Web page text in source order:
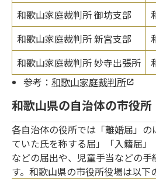
和歌山家庭裁判所 御坊支部
和歌山家庭裁判所 新宮支部
和歌山家庭裁判所 妙寺出張所
参考：和歌山家庭裁判所
和歌山県の自治体の市役
各自治体の役所では「離婚届」の
ていた氏を称する届」「入籍届」
などの届出や、児童手当などの手
す。和歌山県の市役所役場は以下